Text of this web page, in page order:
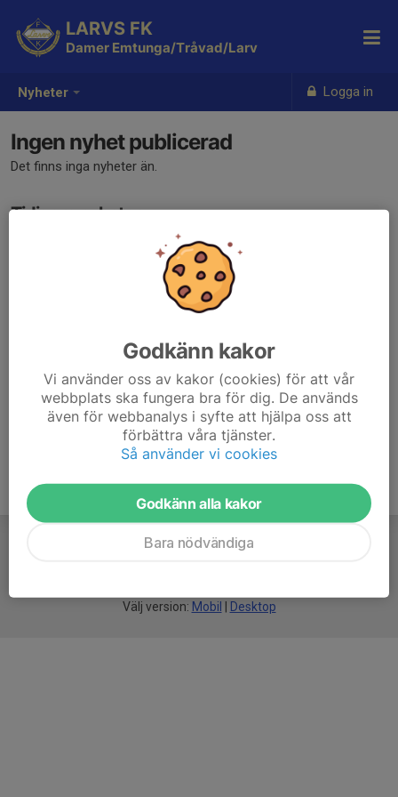
Nyheter Logga in
LARVS FK
Damer Emtunga/Tråvad/Larv
Ingen nyhet publicerad
Det finns inga nyheter än.
Tidigare nyheter
Det finns inga tidigare nyheter
Välj version: Mobil Desktop
Godkänn kakor
Vi använder oss av kakor (cookies) för att vår
webbplats ska fungera bra för dig. De används
även för webbanalys i syfte att hjälpa oss att
förbättra våra tjänster.
Så använder vi cookies
Godkänn alla kakor
Bara nödvändiga